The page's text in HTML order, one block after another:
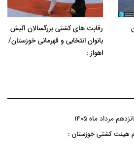
رقابت های کشتی بزرگسالان آلیش
بانوان انتخابی و قهرمانی خوزستان/
اهواز :
مرداد ماه 1405
هیئت کشتی خوزستان :